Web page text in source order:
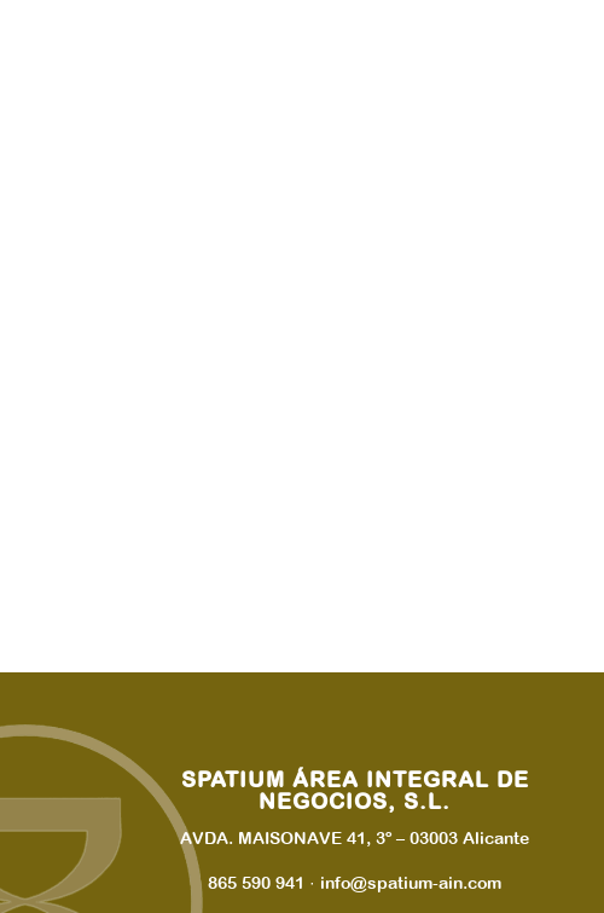
SPATIUM ÁREA INTEGRAL DE
NEGOCIOS, S.L.
AVDA. MAISONAVE 41, 3º – 03003 Alicante
865 590 941 · info@spatium-ain.com